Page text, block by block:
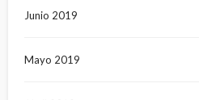
Junio 2019
Mayo 2019